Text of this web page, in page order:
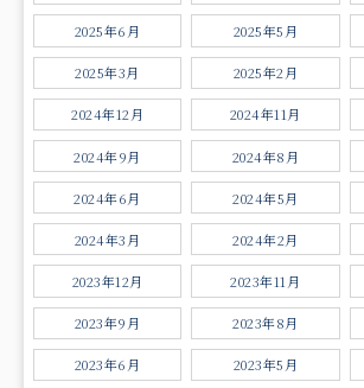
2025年6月 2025年5月
2025年3月 2025年2月
2024年12月 2024年11月
2024年9月 2024年8月
2024年6月 2024年5月
2024年3月 2024年2月
2023年12月 2023年11月
2023年9月 2023年8月
2023年6月 2023年5月